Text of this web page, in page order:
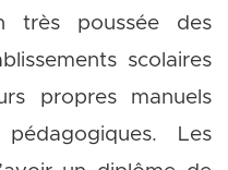
très poussée des
scolaires
propres manuels
Les